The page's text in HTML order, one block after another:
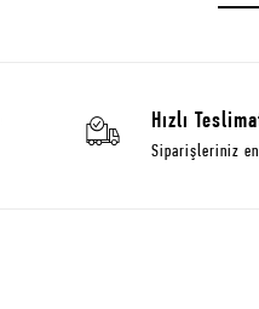
Hızlı
Siparişleriniz